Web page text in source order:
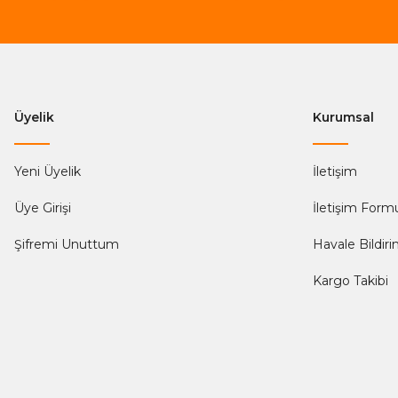
Üyelik
Yeni Üyelik
Üye Girişi
Şifremi Unuttum
Kurumsal
İletişim
İletişim
Havale
Kargo Takibi